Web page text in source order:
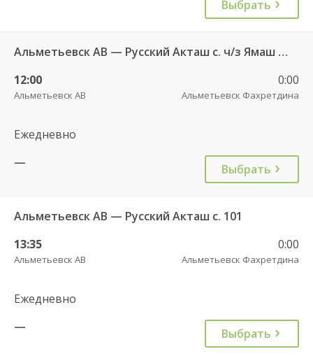
Выбрать
Альметьевск АВ — Русский Акташ с. ч/з Ямаш с. 101
12:00
Альметьевск АВ
0:00
Альметьевск Фахретдина
Ежедневно
—
Выбрать
Альметьевск АВ — Русский Акташ с. 101
13:35
Альметьевск АВ
0:00
Альметьевск Фахретдина
Ежедневно
—
Выбрать